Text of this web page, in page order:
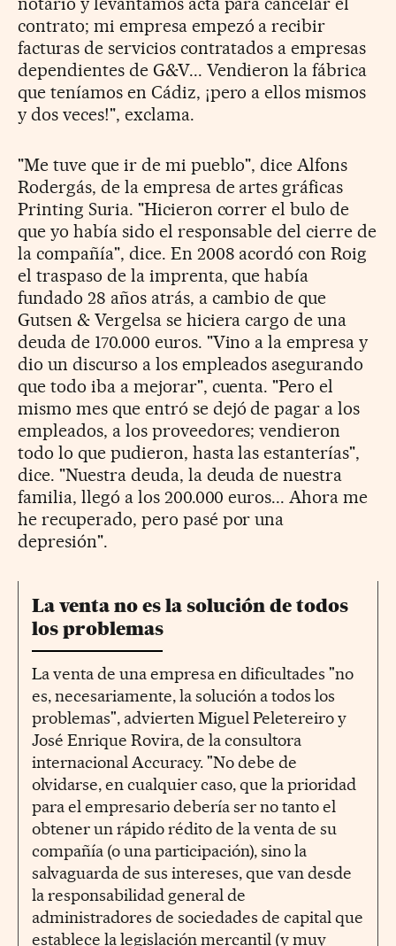
contrato; mi empresa empezó a recibir
facturas de servicios contratados a empresas
dependientes de G&V... Vendieron la fábrica
que teníamos en Cádiz, ¡pero a ellos mismos
y dos veces!", exclama.
"Me tuve que ir de mi pueblo", dice Alfons
Rodergás, de la empresa de artes gráficas
Printing Suria. "Hicieron correr el bulo de
que yo había sido el responsable del cierre de
la compañía", dice. En 2008 acordó con Roig
el traspaso de la imprenta, que había
fundado 28 años atrás, a cambio de que
Gutsen & Vergelsa se hiciera cargo de una
deuda de 170.000 euros. "Vino a la empresa y
dio un discurso a los empleados asegurando
que todo iba a mejorar", cuenta. "Pero el
mismo mes que entró se dejó de pagar a los
empleados, a los proveedores; vendieron
todo lo que pudieron, hasta las estanterías",
dice. "Nuestra deuda, la deuda de nuestra
familia, llegó a los 200.000 euros... Ahora me
he recuperado, pero pasé por una
depresión".
La venta no es la solución de todos
los problemas
La venta de una empresa en dificultades "no
es, necesariamente, la solución a todos los
problemas", advierten Miguel Peletereiro y
José Enrique Rovira, de la consultora
internacional Accuracy. "No debe de
olvidarse, en cualquier caso, que la prioridad
para el empresario debería ser no tanto el
obtener un rápido rédito de la venta de su
compañía (o una participación), sino la
salvaguarda de sus intereses, que van desde
la responsabilidad general de
administradores de sociedades de capital que
establece la legislación mercantil (y muy